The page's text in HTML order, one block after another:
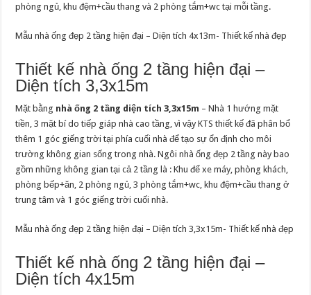
phòng ngủ, khu đệm+cầu thang và 2 phòng tắm+wc tại mỗi tầng.
Mẫu nhà ống đẹp 2 tầng hiện đại – Diện tích 4x13m- Thiết kế nhà đẹp
Thiết kế nhà ống 2 tầng hiện đại –
Diện tích 3,3x15m
Mặt bằng nhà ống 2 tầng diện tích 3,3x15m – Nhà 1 hướng mặt
tiền, 3 mặt bí do tiếp giáp nhà cao tầng, vì vậy KTS thiết kế đã phân bổ
thêm 1 góc giếng trời tại phía cuối nhà để tạo sự ổn định cho môi
trường không gian sống trong nhà. Ngôi nhà ống đẹp 2 tầng này bao
gồm những không gian tại cả 2 tầng là : Khu để xe máy, phòng khách,
phòng bếp+ăn, 2 phòng ngủ, 3 phòng tắm+wc, khu đệm+cầu thang ở
trung tâm và 1 góc giếng trời cuối nhà.
Mẫu nhà ống đẹp 2 tầng hiện đại – Diện tích 3,3x15m- Thiết kế nhà đẹp
Thiết kế nhà ống 2 tầng hiện đại –
Diện tích 4x15m